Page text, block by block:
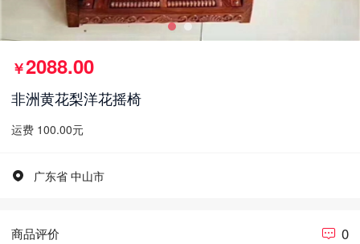
￥2088.00
非洲黄花梨洋花摇椅
运费 100.00元
广东省 中山市
商品评价 0